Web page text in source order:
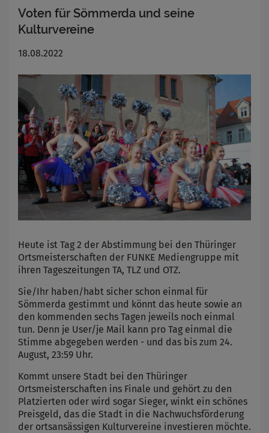
Voten für Sömmerda und seine
Kulturvereine
18.08.2022
Heute ist Tag 2 der Abstimmung bei den Thüringer
Ortsmeisterschaften der FUNKE Mediengruppe mit
ihren Tageszeitungen TA, TLZ und OTZ.
Sie/Ihr haben/habt sicher schon einmal für
Sömmerda gestimmt und könnt das heute sowie an
den kommenden sechs Tagen jeweils noch einmal
tun. Denn je User/je Mail kann pro Tag einmal die
Stimme abgegeben werden - und das bis zum 24.
August, 23:59 Uhr.
Kommt unsere Stadt bei den Thüringer
Ortsmeisterschaften ins Finale und gehört zu den
Platzierten oder wird sogar Sieger, winkt ein schönes
Preisgeld, das die Stadt in die Nachwuchsförderung
der ortsansässigen Kulturvereine investieren möchte.